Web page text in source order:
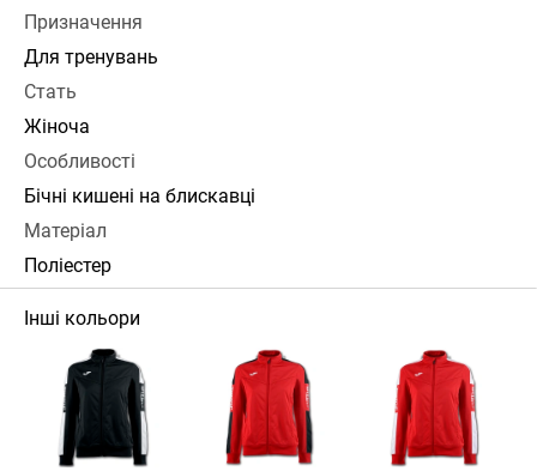
Призначення
Для тренувань
Стать
Жіноча
Особливості
Бічні кишені на блискавці
Матеріал
Поліестер
Інші кольори